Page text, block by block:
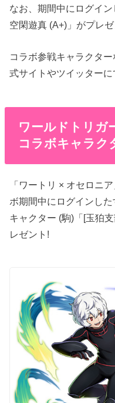
なお、期間中にログイ
空閑遊真 (A+)」がプレゼ
コラボ参戦キャラクタ
式サイトやツイッター
ワールドトリガ
コラボキャラク
「ワートリ × オセロニ
ボ期間中にログインし
キャクター (駒)「[玉狛
レゼント!